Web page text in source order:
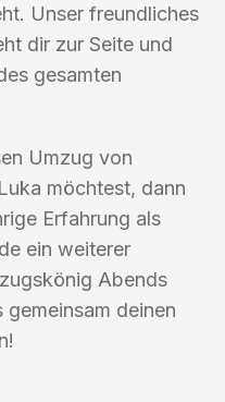
Unser freundliches
dir zur Seite und
gesamten
Umzug von
möchtest, dann
Erfahrung als
ein weiterer
Abends
gemeinsam deinen